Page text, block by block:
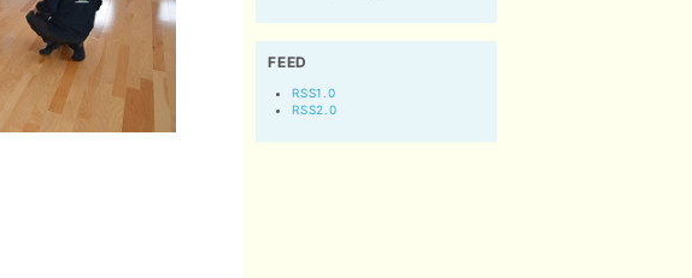
FEED
RSS1.0
RSS2.0